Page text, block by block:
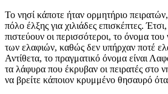
Το νησί κάποτε ήταν ορμητήριο
πόλο έλξης για χιλιάδες επισκέπτες. Έτσι,
πιστεύουν οι περισσότεροι, το όνομα του
των ελαφιών, καθώς δεν υπήρχαν ποτέ
Αντίθετα, το πραγματικό όνομα είναι
τα λάφυρα που έκρυβαν οι πειρατές στο
να βρείτε κάποιον κρυμμένο θησαυρό